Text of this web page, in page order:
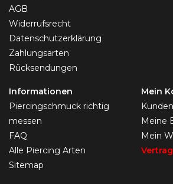
AGB
Widerrufsrecht
Datenschutzerklärung
Zahlungsarten
Rücksendungen
Informationen
Piercingschmuck richtig
messen
FAQ
Alle Piercing Arten
Sitemap
Mein
Meine
Mein